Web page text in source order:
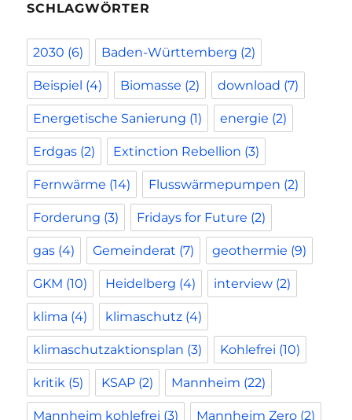
SCHLAGWÖRTER
2030 (6) Baden-Württemberg (2)
Beispiel (4) Biomasse (2) download (7)
Energetische Sanierung (1) energie (2)
Erdgas (2) Extinction Rebellion (3)
Fernwärme (14) Flusswärmepumpen (2)
Forderung (3) Fridays for Future (2)
gas (4) Gemeinderat (7) geothermie (9)
GKM (10) Heidelberg (4) interview (2)
klima (4) klimaschutz (4)
klimaschutzaktionsplan (3) Kohlefrei (10)
kritik (5) KSAP (2) Mannheim (22)
Mannheim kohlefrei (3) Mannheim Zero (2)